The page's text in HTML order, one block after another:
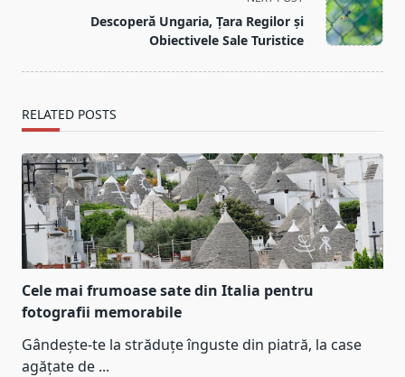
text">Page</span>
Descoperă Ungaria, Țara Regilor și
Obiectivele Sale Turistice
RELATED POSTS
Cele mai frumoase sate din Italia pentru
fotografii memorabile
Gândește-te la străduțe înguste din piatră, la case
agățate de ...